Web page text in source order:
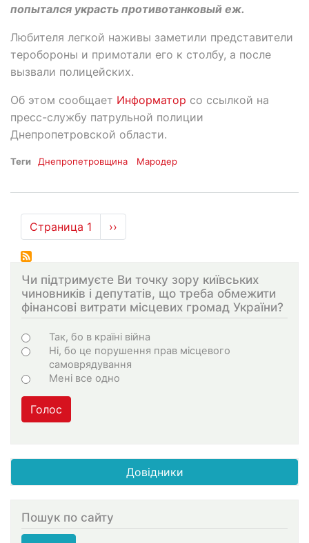
попытался украсть противотанковый еж.
Любителя легкой наживы заметили представители
теробороны и примотали его к столбу, а после
вызвали полицейских.
Об этом сообщает Информатор со ссылкой на
пресс-службу патрульной полиции
Днепропетровской области.
Теги Днепропетровщина Мародер
Нумерация
страниц
Страница 1
Следующая
страница
››
Чи підтримуєте Ви точку зору київських
чиновників і депутатів, що треба обмежити
фінансові витрати місцевих громад України?
Choices
Так, бо в країні війна
Ні, бо це порушення прав місцевого
самоврядування
Мені все одно
Голос
Довідники
Пошук по сайту